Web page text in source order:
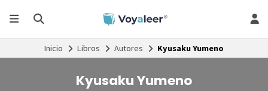
Inicio Libros Autores Kyusaku Yumeno
Kyusaku Yumeno